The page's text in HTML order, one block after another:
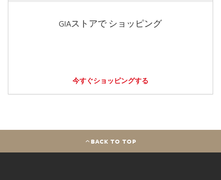
GIAストアで ショッピング
今すぐショッピングする
BACK TO TOP